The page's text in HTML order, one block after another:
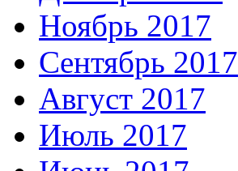
Ноябрь 2017
Сентябрь 2017
Август 2017
Июль 2017